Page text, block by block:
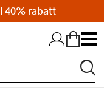
40% rabatt